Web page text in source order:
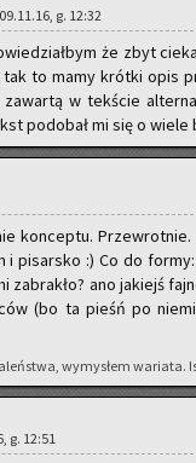
g. 12:32
że zbyt
tak to mamy krót­ki opis
za­war­tą w tek­ście
po­do­bał mi się o wiele
kon­cep­tu.
i pi­sar­sko :) Co do
za­bra­kło? ano ja­kiejś
(bo ta pieśń po
wy­my­słem wa­ria­ta.
g. 12:51